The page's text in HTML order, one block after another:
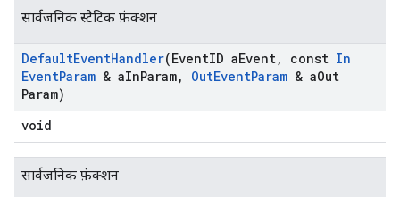
सार्वजनिक स्टैटिक फ़ंक्शन
DefaultEventHandler(EventID aEvent, const In
EventParam & aInParam, OutEventParam & aOut
Param)
void
सार्वजनिक फ़ंक्शन